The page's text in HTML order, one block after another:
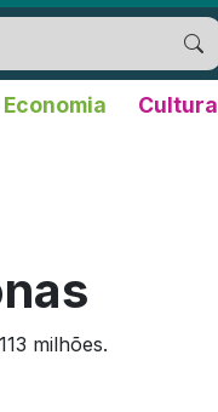
Economia Cultura
milhões.